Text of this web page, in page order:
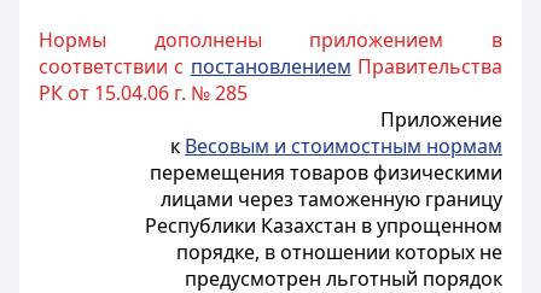
Нормы дополнены приложением в
соответствии с постановлением Правительства
РК от 15.04.06 г. № 285
Приложение
к Весовым и стоимостным нормам
перемещения товаров физическими
лицами через таможенную границу
Республики Казахстан в упрощенном
порядке, в отношении которых не
предусмотрен льготный порядок